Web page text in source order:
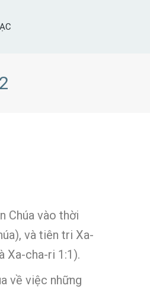
Chúa vào thời
và tiên tri Xa-
Xa-cha-ri 1:1).
về việc những